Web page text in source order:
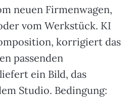
neuen Firmenwagen,
vom Werkstück. KI
korrigiert das
passenden
ein Bild, das
Studio. Bedingung: